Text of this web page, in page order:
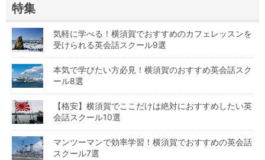
特集
気軽に学べる！横須賀でおすすめのカフェレッスンを
受けられる英会話スクール9選
本気で学びたい方必見！横須賀のおすすめ英会話スク
ール8選
【格安】横須賀でここだけは絶対におすすめしたい英
会話スクール10選
マンツーマンで効率学習！横須賀でおすすめの英会話
スクール7選